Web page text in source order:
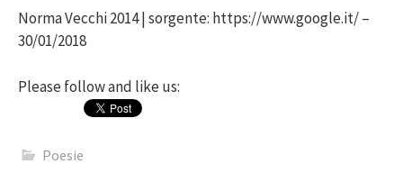
Norma Vecchi 2014 | sorgente: https://www.google.it/ –
30/01/2018
Please follow and like us:
Poesie